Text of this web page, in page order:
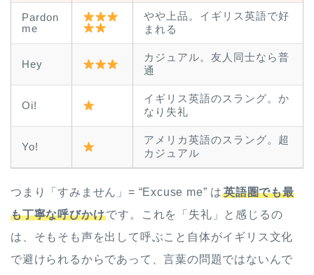
Pardon
me
やや上品。イギリス英語で好
まれる
Hey
カジュアル。友人同士なら普
通
Oi!
イギリス英語のスラング。か
なり失礼
Yo!
アメリカ英語のスラング。超
カジュアル
つまり「すみません」= “Excuse me” は 英語圏でも最
も丁寧な呼びかけです。これを「失礼」と感じるの
は、そもそも声を出して呼ぶこと自体がイギリス文化
で避けられるからであって、言葉の問題ではないんで
ホーム
原田高志の”ほぼ日刊”英語
学習＆大学入試英語コラム
“シン”・英会話スピード表